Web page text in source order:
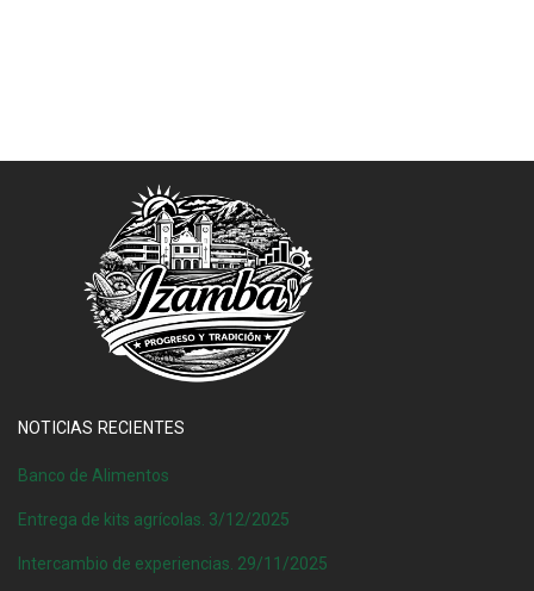
NOTICIAS RECIENTES
Banco de Alimentos
Entrega de kits agrícolas. 3/12/2025
Intercambio de experiencias. 29/11/2025